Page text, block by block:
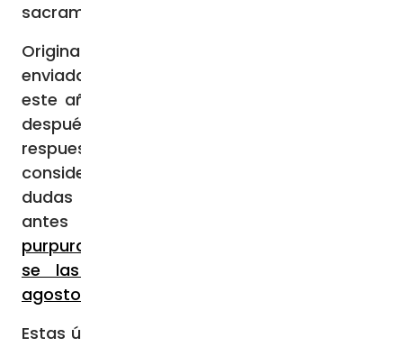
sacramental en la Confesión.
Originalmente, las preguntas fueron
enviadas al Papa Francisco el 10 de julio de
este año y fueron respondidas sólo un día
después, el 11 de julio. No satisfechos con las
respuestas del Santo Padre, que
consideraron que «no han resuelto las
dudas que habíamos planteado, sino que,
antes bien, las han profundizado», l
purpurados replantearon sus preguntas y
se las enviaron nuevamente el 23 de
agosto
Estas últimas no fueron respondidas. Es así